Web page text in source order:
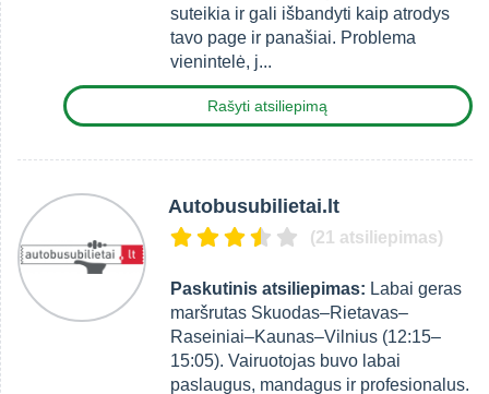
suteikia ir gali išbandyti kaip atrodys
tavo page ir panašiai. Problema
vienintelė, j...
Rašyti atsiliepimą
Autobusubilietai.lt
(21 atsiliepimas)
Paskutinis atsiliepimas: Labai geras
maršrutas Skuodas–Rietavas–
Raseiniai–Kaunas–Vilnius (12:15–
15:05). Vairuotojas buvo labai
paslaugus, mandagus ir profesionalus.